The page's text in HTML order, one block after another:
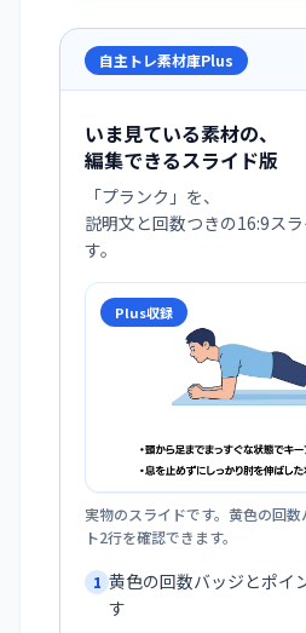
自主トレ素材庫Plus
いま見ている素材の、
編集できるスライド版
「プランク 」を、
説明文と回数つきの16:9ス
す。
Plus収録
実物のスライドです。黄色の回
ト2行を確認できます。
1 黄色の回数バッジとポイ
す